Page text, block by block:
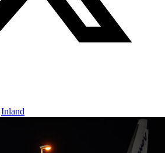
Inland